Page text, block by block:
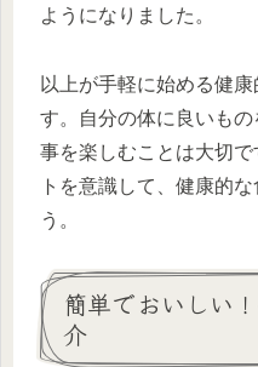
ようになりました。
以上が手軽に始める健
す。自分の体に良いも
事を楽しむことは大切
トを意識して、健康的
う。
簡単でおいしい
介